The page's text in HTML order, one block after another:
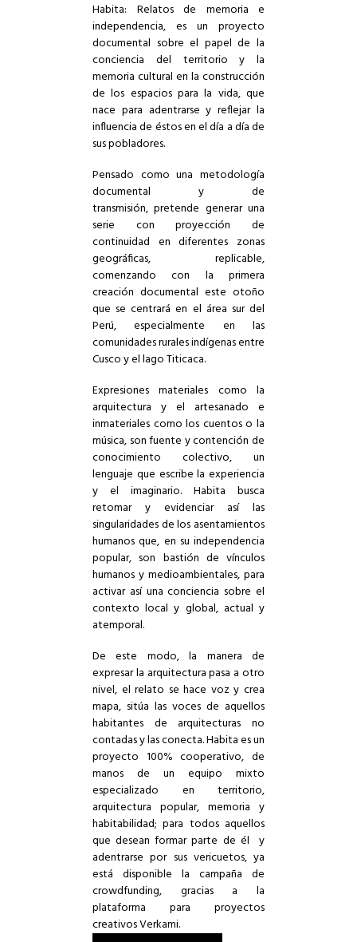
Habita: Relatos de memoria e
independencia, es un proyecto
documental sobre el papel de la
conciencia del territorio y la
memoria cultural en la construcción
de los espacios para la vida, que
nace para adentrarse y reflejar la
influencia de éstos en el día a día de
sus pobladores.
Pensado como una metodología
documental y de
transmisión, pretende generar una
serie con proyección de
continuidad en diferentes zonas
geográficas, replicable,
comenzando con la primera
creación documental este otoño
que se centrará en el área sur del
Perú, especialmente en las
comunidades rurales indígenas entre
Cusco y el lago Titicaca.
Expresiones materiales como la
arquitectura y el artesanado e
inmateriales como los cuentos o la
música, son fuente y contención de
conocimiento colectivo, un
lenguaje que escribe la experiencia
y el imaginario. Habita busca
retomar y evidenciar así las
singularidades de los asentamientos
humanos que, en su independencia
popular, son bastión de vínculos
humanos y medioambientales, para
activar así una conciencia sobre el
contexto local y global, actual y
atemporal.
De este modo, la manera de
expresar la arquitectura pasa a otro
nivel, el relato se hace voz y crea
mapa, sitúa las voces de aquellos
habitantes de arquitecturas no
contadas y las conecta. Habita es un
proyecto 100% cooperativo, de
manos de un equipo mixto
especializado en territorio,
arquitectura popular, memoria y
habitabilidad; para todos aquellos
que desean formar parte de él y
adentrarse por sus vericuetos, ya
está disponible la campaña de
crowdfunding, gracias a la
plataforma para proyectos
creativos Verkami.